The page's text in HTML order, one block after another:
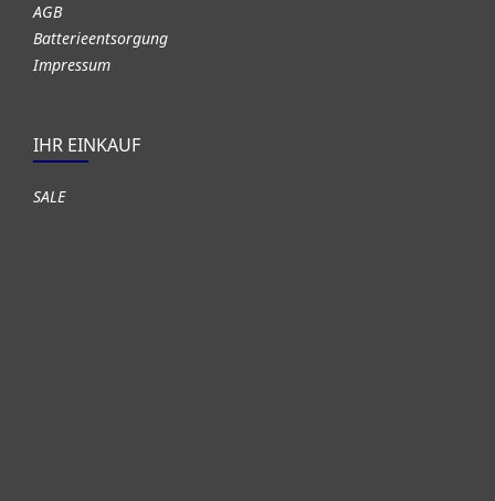
AGB
Batterieentsorgung
Impressum
IHR EINKAUF
SALE